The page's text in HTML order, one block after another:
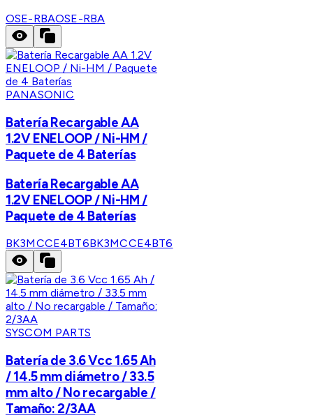
OSE-RBAOSE-RBA
PANASONIC
Batería Recargable AA
1.2V ENELOOP / Ni-HM /
Paquete de 4 Baterías
Batería Recargable AA
1.2V ENELOOP / Ni-HM /
Paquete de 4 Baterías
BK3MCCE4BT6BK3MCCE4BT6
SYSCOM PARTS
Batería de 3.6 Vcc 1.65 Ah
/ 14.5 mm diámetro / 33.5
mm alto / No recargable /
Tamaño: 2/3AA